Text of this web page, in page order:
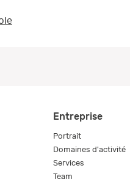
Entreprise
Portrait
Domaines d'activité
Services
Team